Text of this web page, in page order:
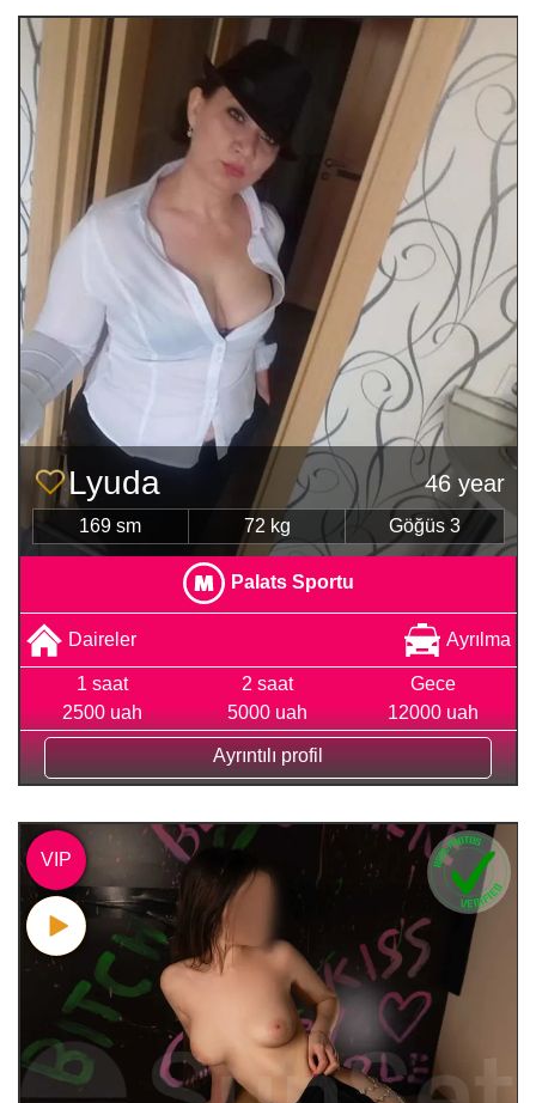
Lyuda 46 year
169 sm 72 kg Göğüs 3
Palats Sportu
Daireler Ayrılma
1 saat
2500 uah
2 saat
5000 uah
Gece
12000 uah
Ayrıntılı profil
VIP